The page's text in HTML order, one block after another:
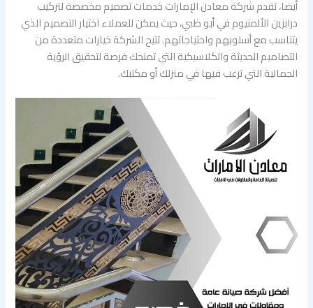
أيضا، تقدم شركة معادن الإمارات خدمات تصميم مخصصة لتركيب
درابزين الألمنيوم في أبو ظبي، حيث يمكن للعملاء اختيار التصميم الذي
يتناسب مع أسلوبهم واحتياجاتهم. تتيح الشركة خيارات متعددة من
التصاميم الحديثة والكلاسيكية التي تمنحك فرصة لتحقيق الرؤية
الجمالية التي ترغب فيها في منزلك أو مكتبك.